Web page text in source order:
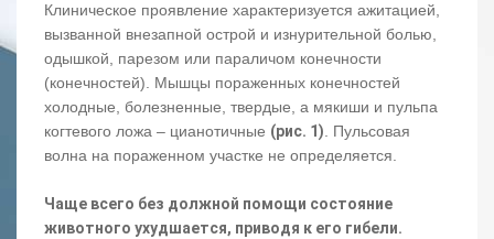
Клиническое проявление характеризуется ажитацией,
вызванной внезапной острой и изнурительной болью,
одышкой, парезом или параличом конечности
(конечностей). Мышцы пораженных конечностей
холодные, болезненные, твердые, а мякиши и пульпа
когтевого ложа – цианотичные (рис. 1). Пульсовая
волна на пораженном участке не определяется.
Чаще всего без должной помощи состояние
животного ухудшается, приводя к его гибели.